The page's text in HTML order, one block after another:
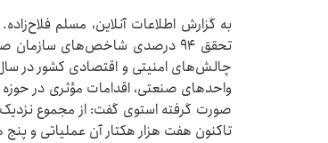
تحقق ۹۴ درصدی شاخص‌های
چالش‌های امنیتی و اقتصادی کشور در
واحدهای صنعتی، اقدامات مؤثری در
تاکنون هفت هزار هکتار آن عملیاتی و پنج